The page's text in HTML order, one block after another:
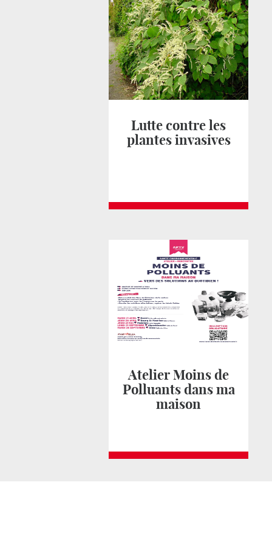
Lutte contre les
plantes invasives
Atelier Moins de
Polluants dans ma
maison